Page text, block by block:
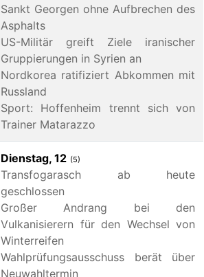
Sankt Georgen ohne Aufbrechen des
Asphalts
US-Militär greift Ziele iranischer
Gruppierungen in Syrien an
Nordkorea ratifiziert Abkommen mit
Russland
Sport: Hoffenheim trennt sich von
Trainer Matarazzo
Dienstag, 12 (5)
Transfogarasch ab heute
geschlossen
Großer Andrang bei den
Vulkanisierern für den Wechsel von
Winterreifen
Wahlprüfungsausschuss berät über
Neuwahltermin